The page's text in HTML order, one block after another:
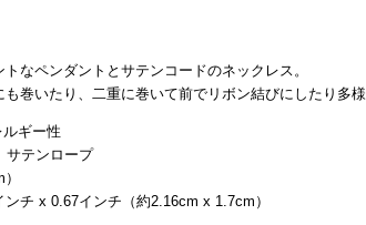
なペンダントとサテンコードのネックレス。
巻いたり、二重に巻いて前でリボン結びにしたり多
ギー性
サテンロープ
チ x 0.67インチ（約2.16cm x 1.7cm）